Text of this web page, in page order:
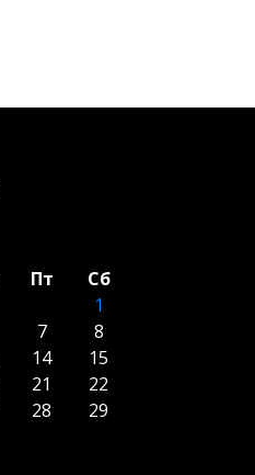
Пт
Сб
1
7
8
14
15
21
22
28
29